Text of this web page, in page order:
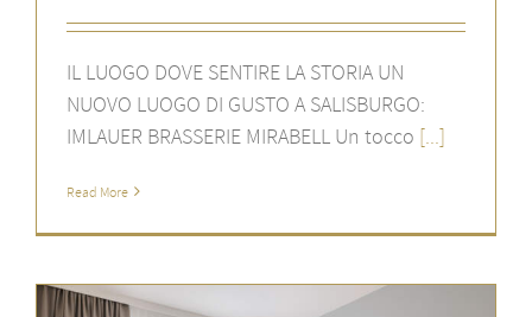
IL LUOGO DOVE SENTIRE LA STORIA UN
NUOVO LUOGO DI GUSTO A SALISBURGO:
IMLAUER BRASSERIE MIRABELL Un tocco [...]
Read More